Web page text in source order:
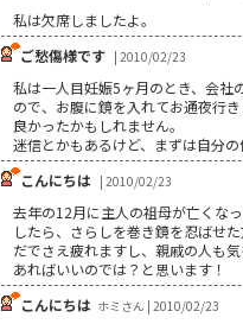
私は欠席しましたよ。
ご愁傷様です | 2010/02/23
私は一人目妊娠5ヶ月のとき、会社
ので、お腹に鏡を入れてお通夜行
良かったかもしれません。
迷信とかもあるけど、まずは自分
こんにちは | 2010/02/23
去年の12月に主人の祖母が亡くな
したら、さらしを巻き鏡を忍ばせ
だでさえ疲れますし、親戚の人も
あればいいのでは？と思います！
こんにちは ホミさん | 2010/02/23